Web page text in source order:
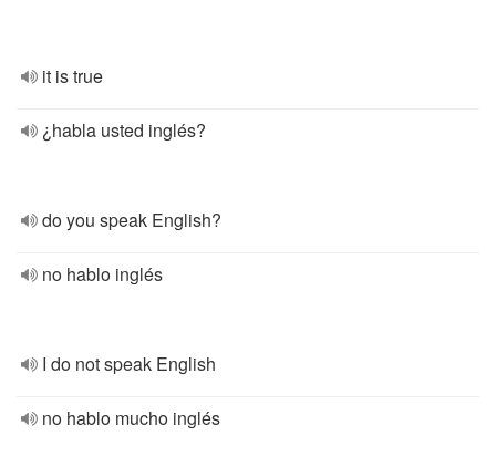
it is true
¿habla usted inglés?
do you speak English?
no hablo inglés
I do not speak English
no hablo mucho inglés